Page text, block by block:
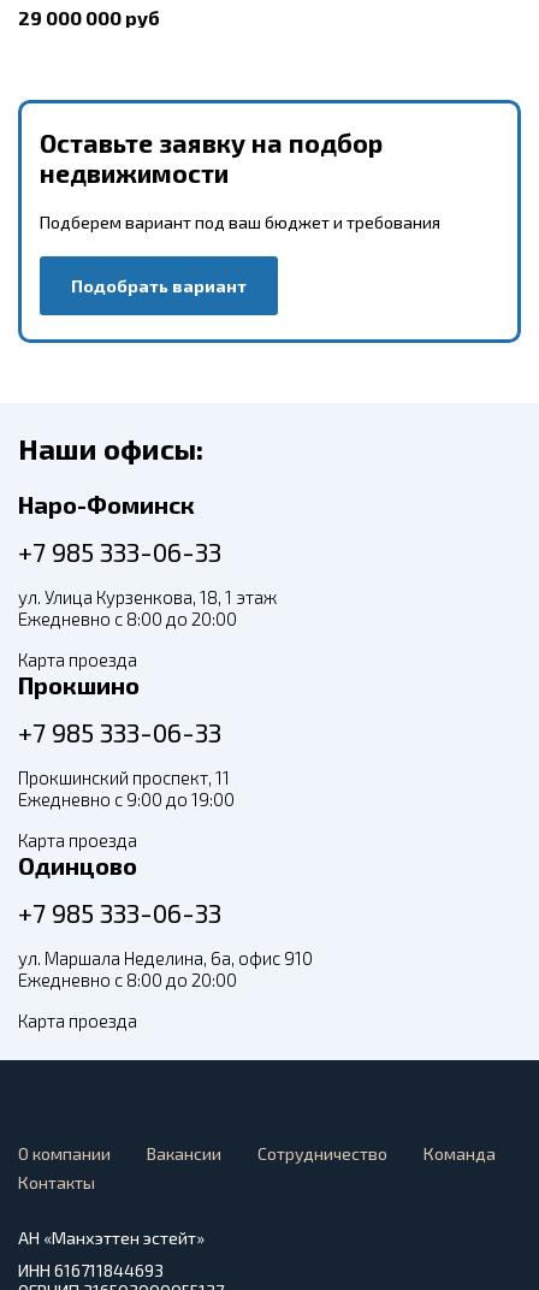
29 000 000 руб
Оставьте заявку на подбор
недвижимости
Подберем вариант под ваш бюджет и требования
Подобрать вариант
Наши офисы:
Наро-Фоминск
+7 985 333-06-33
ул. Улица Курзенкова, 18, 1 этаж
Ежедневно с 8:00 до 20:00
Карта проезда
Прокшино
+7 985 333-06-33
Прокшинский проспект, 11
Ежедневно с 9:00 до 19:00
Карта проезда
Одинцово
+7 985 333-06-33
ул. Маршала Неделина, 6а, офис 910
Ежедневно с 8:00 до 20:00
Карта проезда
О компании Вакансии Сотрудничество
Команда
Контакты
АН «Манхэттен эстейт»
ИНН 616711844693